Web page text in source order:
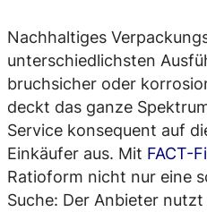
Nachhaltiges
unterschiedlichsten
bruchsicher oder
deckt das ganze
Service konsequent auf
Einkäufer aus. Mit FACT-
Ratioform nicht nur eine
Suche: Der Anbieter